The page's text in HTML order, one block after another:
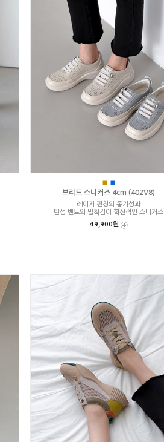
■ ■
브리드 스니커즈 4cm (402V8)
레이저 펀칭의 통기성과
탄성 밴드의 밀착감이 혁신적인 스니커즈
49,900원